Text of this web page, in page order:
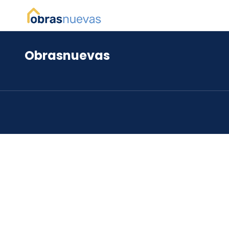
*
Obrasnuevas